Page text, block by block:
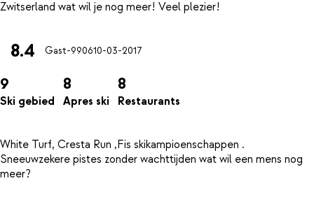
8.4 Gast-990610-03-2017
9
Ski gebied
8
Apres ski
8
Restaurants
White Turf, Cresta Run ,Fis skikampioenschappen .
Sneeuwzekere pistes zonder wachttijden wat wil een mens nog